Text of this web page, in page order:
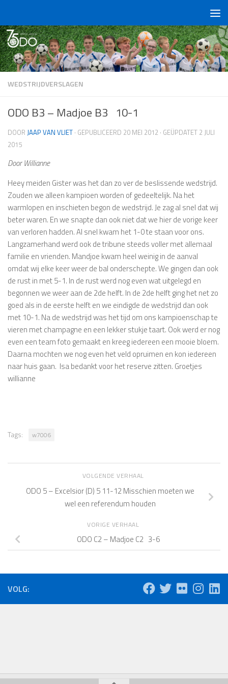
WEDSTRIJDVERSLAGEN
ODO B3 – Madjoe B3 10-1
DOOR JAAP VAN VLIET · GEPUBLICEERD 20 MEI 2012 · GEÜPDATET 2 JULI
2015
Door Willianne
Heey meiden Gister was het dan zo ver de beslissende wedstrijd.
Zouden we alleen kampioen worden of gedeeltelijk. Na het
warmlopen en inschieten begon de wedstrijd. Je zag al snel dat wij
beter waren. En we snapte dan ook niet dat we hier de vorige keer
van verloren hadden. Al snel kwam het 1-0 te staan voor ons.
Langzamerhand werd ook de tribune steeds voller met allemaal
familie en vrienden. Mandjoe kwam heel weinig in de aanval
omdat wij elke keer weer de bal onderschepte. We gingen dan ook
de rust in met 5-1. In de rust werd nog even wat uitgelegd en
begonnen we weer aan de 2de helft. In de 2de helft ging het net zo
goed als in de eerste helft en we eindigde de wedstrijd dan ook
met 10-1. Na de wedstrijd was het tijd om ons kampioenschap te
vieren met champagne en een lekker stukje taart. Ook werd er nog
even een team foto gemaakt en kreeg iedereen een mooie bloem.
Daarna mochten we nog even het veld opruimen en kon iedereen
naar huis gaan. Isa bedankt voor het reserve zitten. Groetjes
willianne
Tags: w7006
VOLGENDE VERHAAL
ODO 5 – Excelsior (D) 5 11-12 Misschien moeten we
wel een referendum houden
VORIGE VERHAAL
ODO C2 – Madjoe C2 3-6
VOLG: